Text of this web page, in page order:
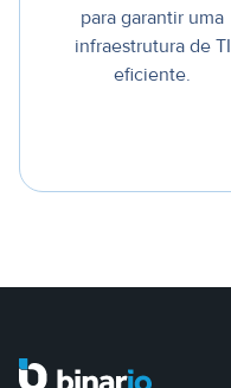
para garantir uma
infraestrutura de TI
eficiente.